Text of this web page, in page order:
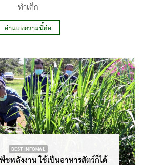
ทำเค็ก
อ่านบทความนี้ต่อ
BEST INFOMAL
พลังงาน ใช้เป็นอาหารสัตว์ก็ได้